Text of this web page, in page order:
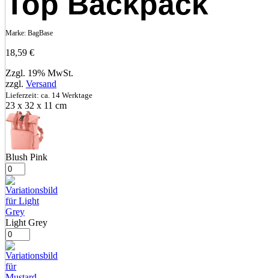
Marke: BagBase
18,59 €
Zzgl. 19% MwSt.
zzgl. Versand
Lieferzeit: ca. 14 Werktage
23 x 32 x 11 cm
Blush Pink
Light Grey